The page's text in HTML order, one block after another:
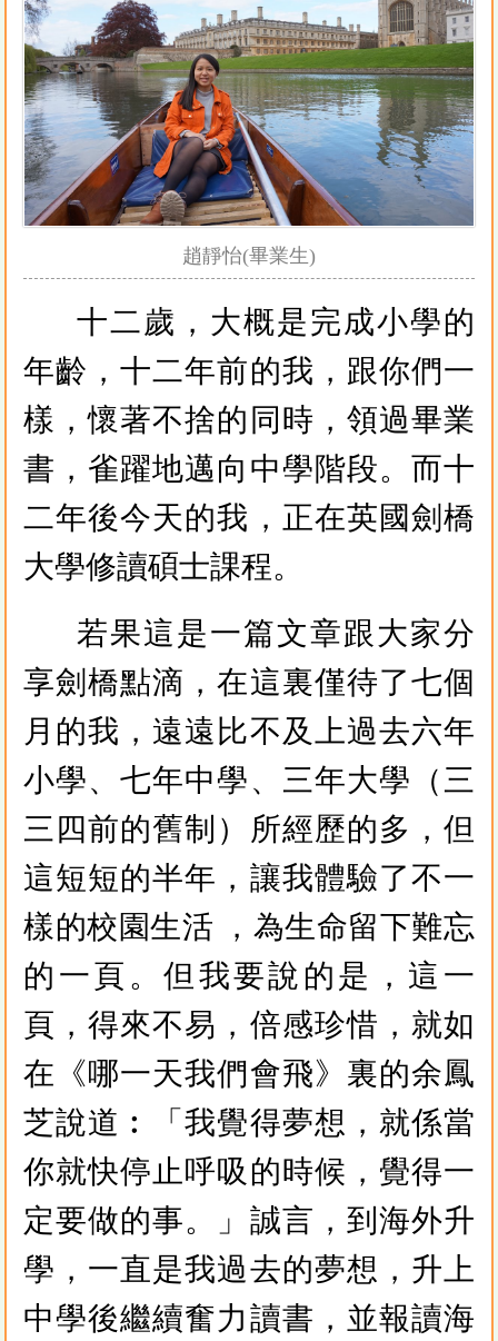
趙靜怡(畢業生)
十二歲，大概是完成小學的
年齡，十二年前的我，跟你們一
樣，懷著不捨的同時，領過畢業
書，雀躍地邁向中學階段。而十
二年後今天的我，正在英國劍橋
大學修讀碩士課程。
若果這是一篇文章跟大家分
享劍橋點滴，在這裏僅待了七個
月的我，遠遠比不及上過去六年
小學、七年中學、三年大學（三
三四前的舊制）所經歷的多，但
這短短的半年，讓我體驗了不一
樣的校園生活 ，為生命留下難忘
的一頁。但我要說的是，這一
頁，得來不易，倍感珍惜，就如
在《哪一天我們會飛》裏的余鳳
芝說道︰「我覺得夢想，就係當
你就快停止呼吸的時候，覺得一
定要做的事。」誠言，到海外升
學，一直是我過去的夢想，升上
中學後繼續奮力讀書，並報讀海